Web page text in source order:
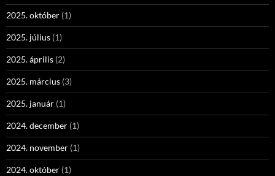
2025. október (1)
2025. július (1)
2025. április (2)
2025. március (3)
2025. január (1)
2024. december (1)
2024. november (1)
2024. október (1)